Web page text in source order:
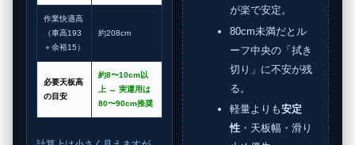
作業快適高
（車高193
＋余裕15）
約208cm
必要天板高
の目安
約8〜10cm以
上 → 実運用は
80〜90cm推奨
が楽で安定。
80cm未満だとル
ーフ中央の「拭き
切り」に不安が残
る。
軽量よりも安定
性・天板幅・滑り